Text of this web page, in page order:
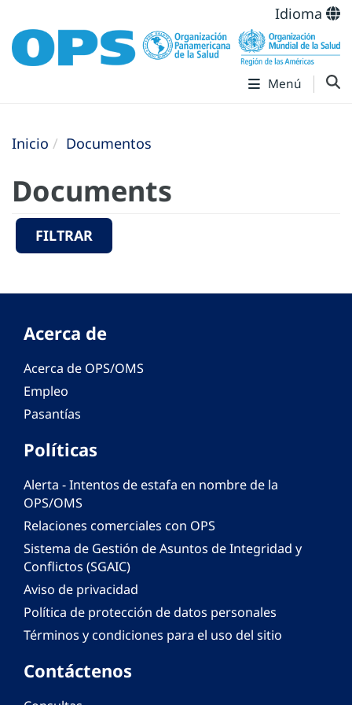
Idioma
Menú
Inicio Documentos
Documents
FILTRAR
Acerca de
Acerca de OPS/OMS
Empleo
Pasantías
Políticas
Alerta - Intentos de estafa en nombre de la
OPS/OMS
Relaciones comerciales con OPS
Sistema de Gestión de Asuntos de Integridad y
Conflictos (SGAIC)
Aviso de privacidad
Política de protección de datos personales
Términos y condiciones para el uso del sitio
Contáctenos